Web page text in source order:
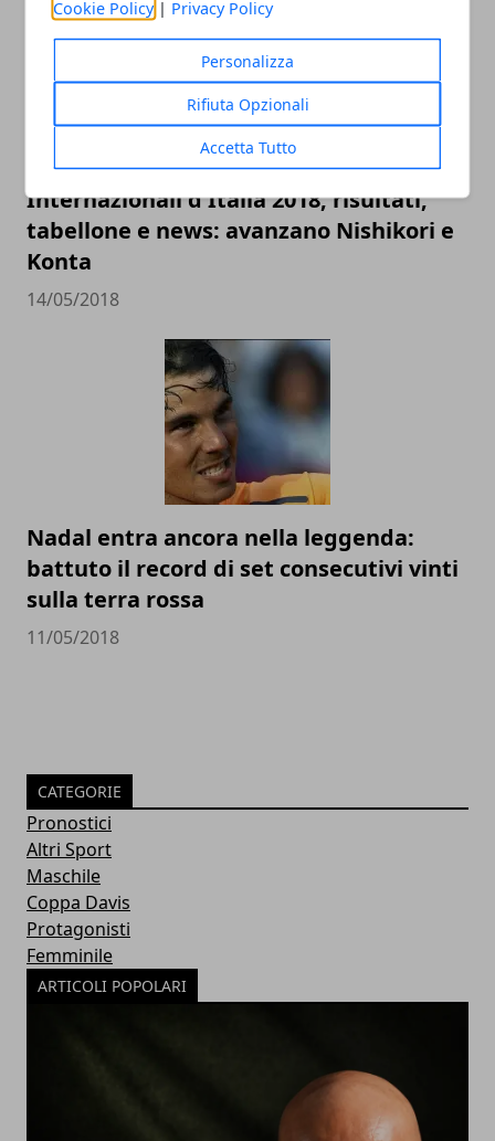
Cookie Policy | Privacy Policy
Personalizza
Rifiuta Opzionali
Accetta Tutto
Internazionali d'Italia 2018, risultati,
tabellone e news: avanzano Nishikori e
Konta
14/05/2018
Nadal entra ancora nella leggenda:
battuto il record di set consecutivi vinti
sulla terra rossa
11/05/2018
CATEGORIE
Pronostici
Altri Sport
Maschile
Coppa Davis
Protagonisti
Femminile
ARTICOLI POPOLARI